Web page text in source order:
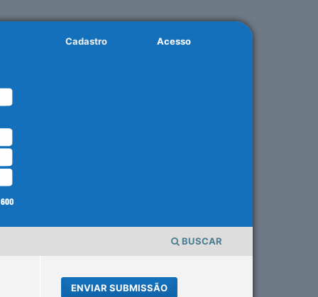
BUSCAR
Cadastro Acesso
ENVIAR SUBMISSÃO